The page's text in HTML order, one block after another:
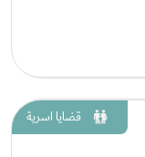
قضايا اسرية